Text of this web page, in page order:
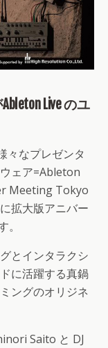
Live のユ
々なプレゼンタ
ェア=Ableton
Meeting Tokyo
拡大版アニバー
とインタラクシ
に活躍する真鍋
ングのオリジネ
Saito と DJ